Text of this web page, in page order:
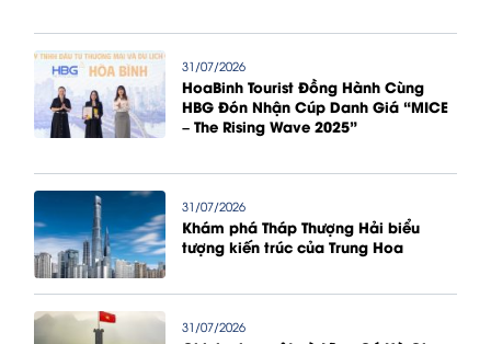
31/07/2026
HoaBinh Tourist Đồng Hành Cùng
HBG Đón Nhận Cúp Danh Giá “MICE
– The Rising Wave 2025”
31/07/2026
Khám phá Tháp Thượng Hải biểu
tượng kiến trúc của Trung Hoa
31/07/2026